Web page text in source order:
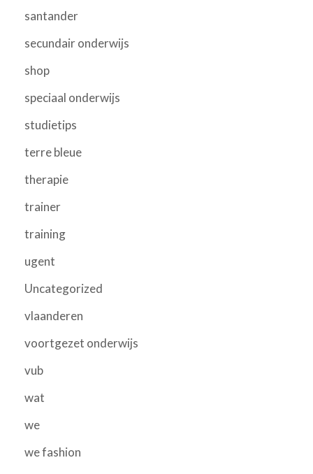
santander
secundair onderwijs
shop
speciaal onderwijs
studietips
terre bleue
therapie
trainer
training
ugent
Uncategorized
vlaanderen
voortgezet onderwijs
vub
wat
we
we fashion